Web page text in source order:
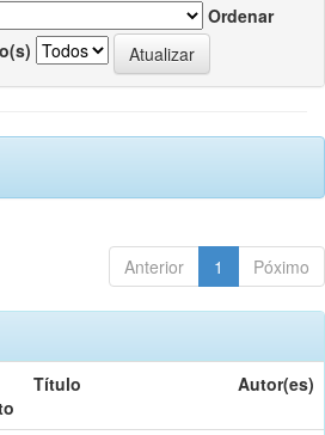
Ordenar
Anterior 1 Póximo
Título Autor(es)